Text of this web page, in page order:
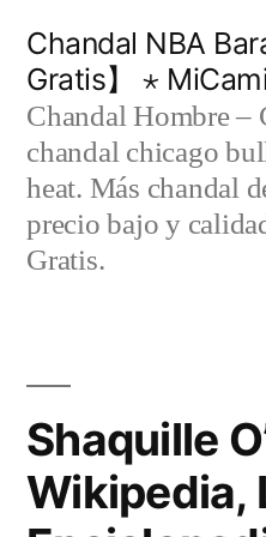
contenido
Chandal NBA
Gratis】 ⋆
Chandal Hombre –
chandal chicago
heat. Más chandal
precio bajo y
Gratis.
Shaquille
Wikipedia,